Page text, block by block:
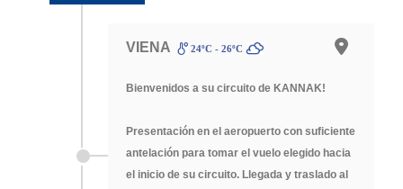
VIENA 24ºC - 26ºC
Bienvenidos a su circuito de KANNAK!
Presentación en el aeropuerto con suficiente
antelación para tomar el vuelo elegido hacia
el inicio de su circuito. Llegada y traslado al